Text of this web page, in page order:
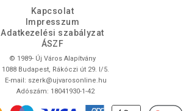
Kapcsolat
Impresszum
Adatkezelési szabályzat
ÁSZF
© 1989- Új Város Alapítvány
1088 Budapest, Rákóczi út 29. I/5.
E-mail: szerk@ujvarosonline.hu
Adószám: 18041930-1-42